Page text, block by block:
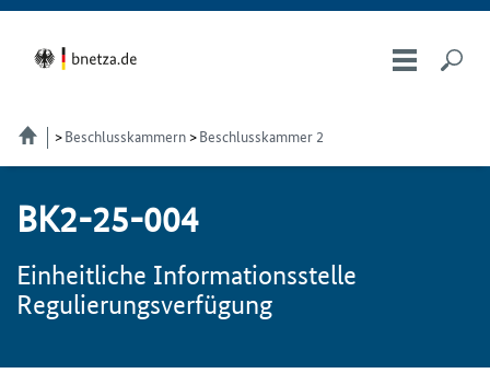
Beschlusskammern Beschlusskammer 2
BK2-25-004
Einheitliche Informationsstelle
Regulierungsverfügung